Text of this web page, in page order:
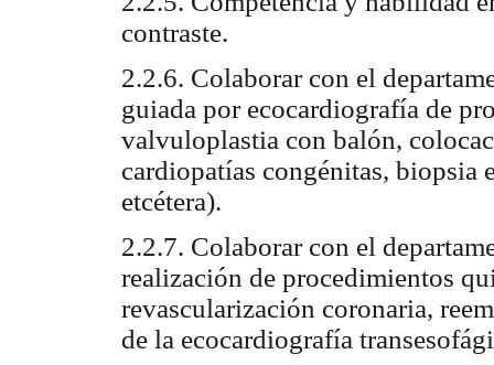
contraste.
2.2.6. Colaborar con el
guiada por ecocardiografía de
valvuloplastia con balón,
cardiopatías congénitas, biopsia
etcétera).
2.2.7. Colaborar con el
realización de procedimientos
revascularización coronaria,
de la ecocardiografía